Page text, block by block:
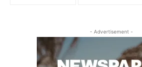
- Advertisement -